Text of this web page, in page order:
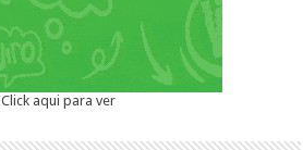
Click aqui para ver